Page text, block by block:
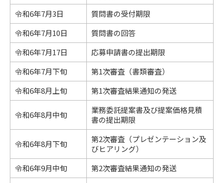
令和6年7月3日
質問書の受付期限
令和6年7月10日
質問書の回答
令和6年7月17日
応募申請書の提出期限
令和6年7月下旬
第1次審査（書類審査）
令和6年8月上旬
第1次審査結果通知の発送
令和6年8月中旬
業務委託提案書及び提案価格見積
書の提出期限
令和6年8月下旬
第2次審査（プレゼンテーション及
びヒアリング）
令和6年9月中旬
第2次審査結果通知の発送